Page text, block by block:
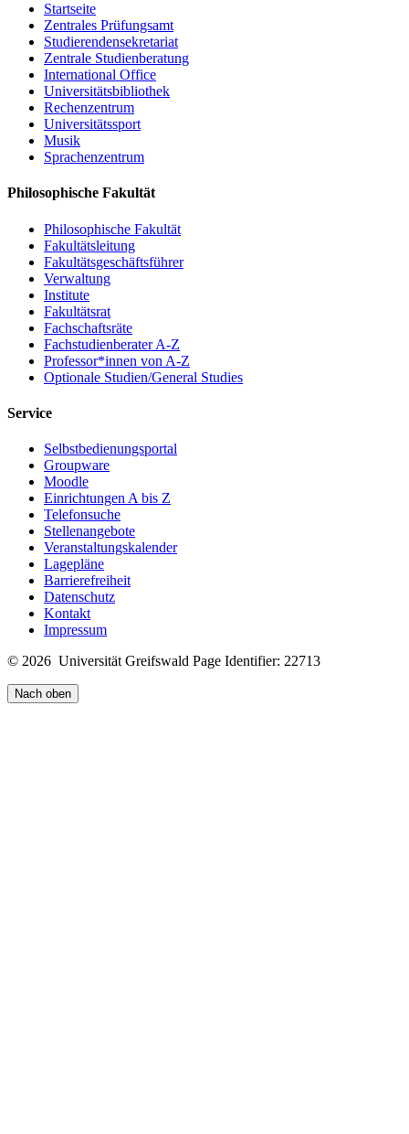
Startseite
Zentrales Prüfungsamt
Studierendensekretariat
Zentrale Studienberatung
International Office
Universitätsbibliothek
Rechenzentrum
Universitätssport
Musik
Sprachenzentrum
Philosophische Fakultät
Philosophische Fakultät
Fakultätsleitung
Fakultätsgeschäftsführer
Verwaltung
Institute
Fakultätsrat
Fachschaftsräte
Fachstudienberater A-Z
Professor*innen von A-Z
Optionale Studien/General Studies
Service
Selbstbedienungsportal
Groupware
Moodle
Einrichtungen A bis Z
Telefonsuche
Stellenangebote
Veranstaltungskalender
Lagepläne
Barrierefreiheit
Datenschutz
Kontakt
Impressum
© 2026 Universität Greifswald Page Identifier: 22713
Nach oben